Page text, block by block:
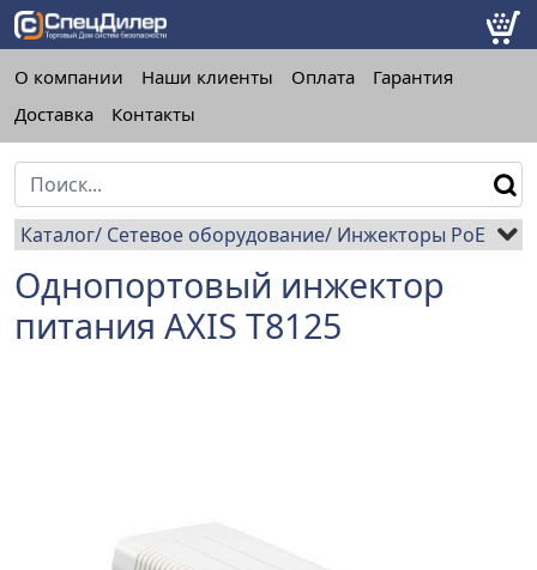
О компании Наши клиенты Оплата
Гарантия
Доставка
Контакты
Каталог Сетевое оборудование Инжекторы PoE
Однопортовый инжектор
питания AXIS T8125